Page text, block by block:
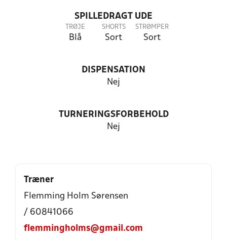
SPILLEDRAGT UDE
TRØJE
Blå
SHORTS
Sort
STRØMPER
Sort
DISPENSATION
Nej
TURNERINGSFORBEHOLD
Nej
Træner
Flemming Holm Sørensen
/ 60841066
flemmingholms@gmail.com